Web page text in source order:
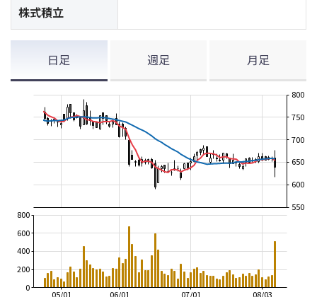
株式積立
日足 週足 月足
08/03
07/01
06/01
05/01
550
600
650
700
750
800
0
200
400
600
800